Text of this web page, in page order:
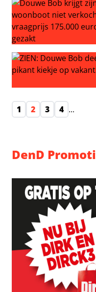
Douwe Bob krijgt zijn
1
2 3 4 ...
DenD